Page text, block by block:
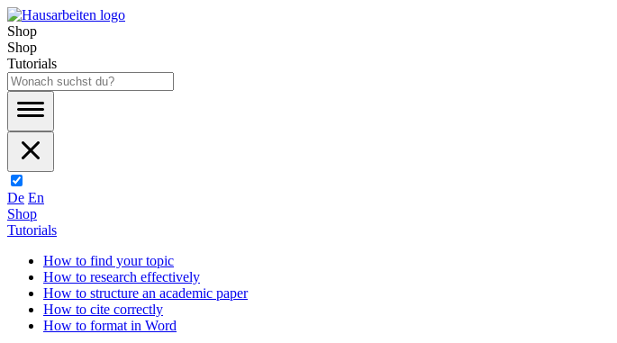
Shop
Shop
Tutorials
De En
Shop
Tutorials
How to find your topic
How to research effectively
How to structure an academic paper
How to cite correctly
How to format in Word